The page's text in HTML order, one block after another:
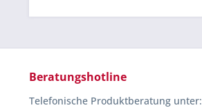
Beratungshotline
Telefonische Produktberatung unter: